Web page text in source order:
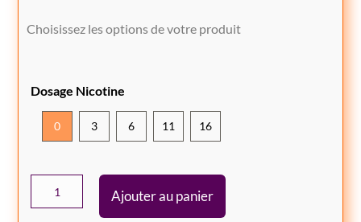
basé sur
Choisissez les options de votre produit
Dosage Nicotine
0 3 6 11 16
de
Ajouter au panier